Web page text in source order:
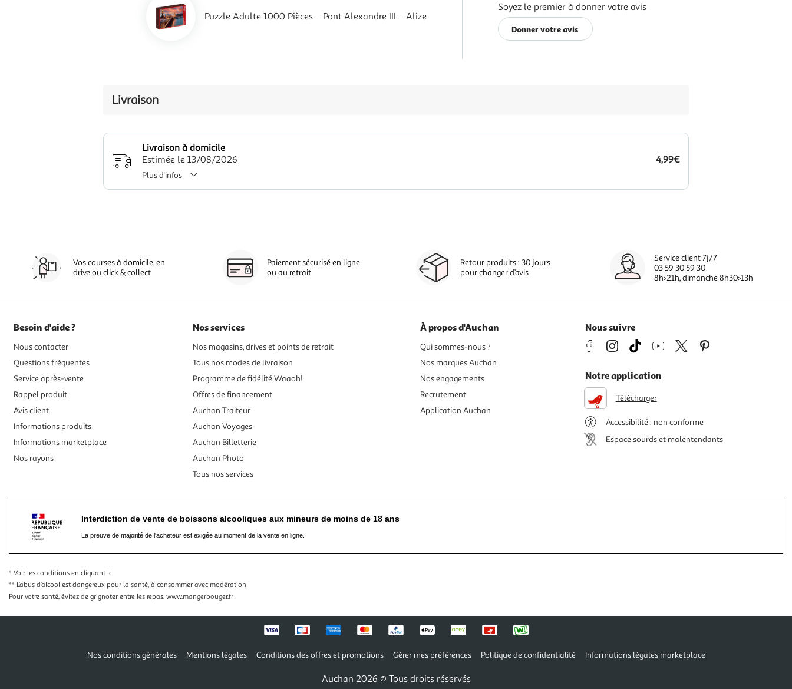
Puzzle Adulte 1000 Pièces – Pont Alexandre III – Alize
Soyez le premier à donner votre avis
Donner votre avis
Livraison
Livraison à domicile
Estimée le 13/08/2026
4,99€
Plus d'infos
Vos courses à domicile, en
drive ou click & collect
Paiement sécurisé en ligne
ou au retrait
Retour produits : 30 jours
pour changer d’avis
Service client 7j/7
03 59 30 59 30
8h>21h, dimanche 8h30>13h
Besoin d'aide ?
Nous contacter
Questions fréquentes
Service après-vente
Rappel produit
Avis client
Informations produits
Informations marketplace
Nos rayons
Nos services
Nos magasins, drives et points de retrait
Tous nos modes de livraison
Programme de fidélité Waaoh!
Offres de financement
Auchan Traiteur
Auchan Voyages
Auchan Billetterie
Auchan Photo
Tous nos services
À propos d'Auchan
Qui sommes-nous ?
Nos marques Auchan
Nos engagements
Recrutement
Application Auchan
Nous suivre
Notre application
Télécharger
Accessibilité : non conforme
Espace sourds et malentendants
Interdiction de vente de boissons alcooliques aux mineurs de moins de 18 ans
La preuve de majorité de l'acheteur est exigée au moment de la vente en ligne.
* Voir les conditions en cliquant ici
** L’abus d’alcool est dangereux pour la santé, à consommer avec modération
Pour votre santé, évitez de grignoter entre les repas. www.mangerbouger.fr
Nos conditions générales Mentions légales Conditions des offres et promotions Gérer mes préférences Politique de confidentialité Informations légales marketplace
Auchan 2026 © Tous droits réservés